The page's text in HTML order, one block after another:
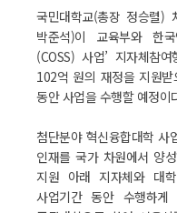
국민대학교(총장 정승렬)
박준석)이 교육부와 한
(COSS) 사업’ 지자체참
102억 원의 재정을 지원
동안 사업을 수행할 예정이
첨단분야 혁신융합대학 사
인재를 국가 차원에서 양
지원 아래 지자체와 대
사업기간 동안 수행하게